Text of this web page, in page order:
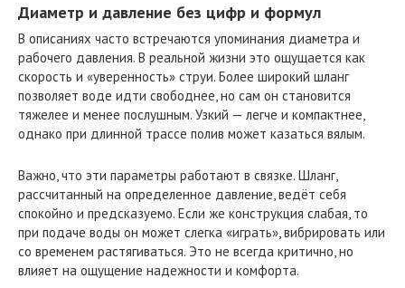
Диаметр и давление без цифр и формул
В описаниях часто встречаются упоминания диаметра и
рабочего давления. В реальной жизни это ощущается как
скорость и «уверенность» струи. Более широкий шланг
позволяет воде идти свободнее, но сам он становится
тяжелее и менее послушным. Узкий — легче и компактнее,
однако при длинной трассе полив может казаться вялым.
Важно, что эти параметры работают в связке. Шланг,
рассчитанный на определенное давление, ведёт себя
спокойно и предсказуемо. Если же конструкция слабая, то
при подаче воды он может слегка «играть», вибрировать или
со временем растягиваться. Это не всегда критично, но
влияет на ощущение надежности и комфорта.